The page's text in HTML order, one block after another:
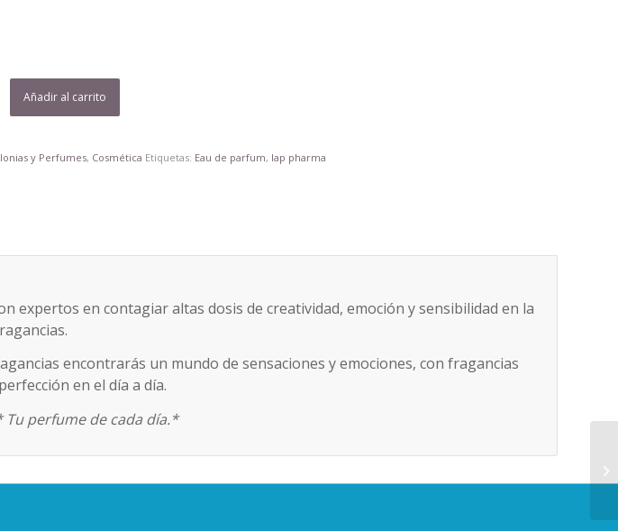
Añadir al carrito
y Perfumes, Cosmética Etiquetas: Eau de parfum, Iap pharma
expertos en contagiar altas dosis de creatividad, emoción y sensibilidad en la
encontrarás un mundo de sensaciones y emociones, con fragancias
en el día a día.
de cada día.*